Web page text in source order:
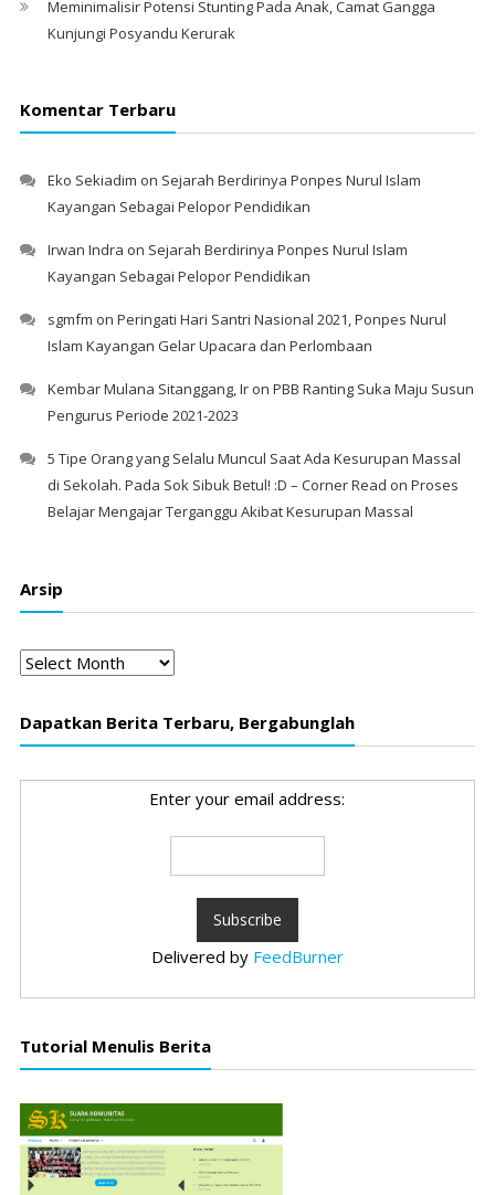
Meminimalisir Potensi Stunting Pada Anak, Camat Gangga
Kunjungi Posyandu Kerurak
Komentar Terbaru
Eko Sekiadim on Sejarah Berdirinya Ponpes Nurul Islam
Kayangan Sebagai Pelopor Pendidikan
Irwan Indra on Sejarah Berdirinya Ponpes Nurul Islam
Kayangan Sebagai Pelopor Pendidikan
sgmfm on Peringati Hari Santri Nasional 2021, Ponpes Nurul
Islam Kayangan Gelar Upacara dan Perlombaan
Kembar Mulana Sitanggang, Iron PBB Ranting Suka Maju Susun
Pengurus Periode 2021-2023
5 Tipe Orang yang Selalu Muncul Saat Ada Kesurupan Massal
di Sekolah. Pada Sok Sibuk Betul! :D – Corner Read on Proses
Belajar Mengajar Terganggu Akibat Kesurupan Massal
Arsip
Arsip
Dapatkan Berita Terbaru, Bergabunglah
Enter your email address:
Delivered by FeedBurner
Tutorial Menulis Berita